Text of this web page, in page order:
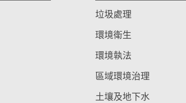
垃圾處理
環境衛生
環境執法
區域環境治理
土壤及地下水